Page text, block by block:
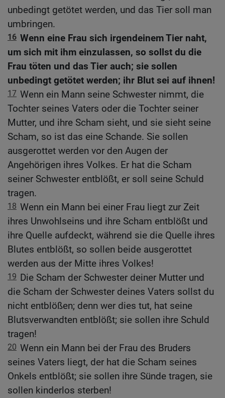
unbedingt getötet werden, und das Tier soll man
umbringen.
16 Wenn eine Frau sich irgendeinem Tier naht,
um sich mit ihm einzulassen, so sollst du die
Frau töten und das Tier auch; sie sollen
unbedingt getötet werden; ihr Blut sei auf ihnen!
17 Wenn ein Mann seine Schwester nimmt, die
Tochter seines Vaters oder die Tochter seiner
Mutter, und ihre Scham sieht, und sie sieht seine
Scham, so ist das eine Schande. Sie sollen
ausgerottet werden vor den Augen der
Angehörigen ihres Volkes. Er hat die Scham
seiner Schwester entblößt, er soll seine Schuld
tragen.
18 Wenn ein Mann bei einer Frau liegt zur Zeit
ihres Unwohlseins und ihre Scham entblößt und
ihre Quelle aufdeckt, während sie die Quelle ihres
Blutes entblößt, so sollen beide ausgerottet
werden aus der Mitte ihres Volkes!
19 Die Scham der Schwester deiner Mutter und
die Scham der Schwester deines Vaters sollst du
nicht entblößen; denn wer dies tut, hat seine
Blutsverwandten entblößt; sie sollen ihre Schuld
tragen!
20 Wenn ein Mann bei der Frau des Bruders
seines Vaters liegt, der hat die Scham seines
Onkels entblößt; sie sollen ihre Sünde tragen, sie
sollen kinderlos sterben!